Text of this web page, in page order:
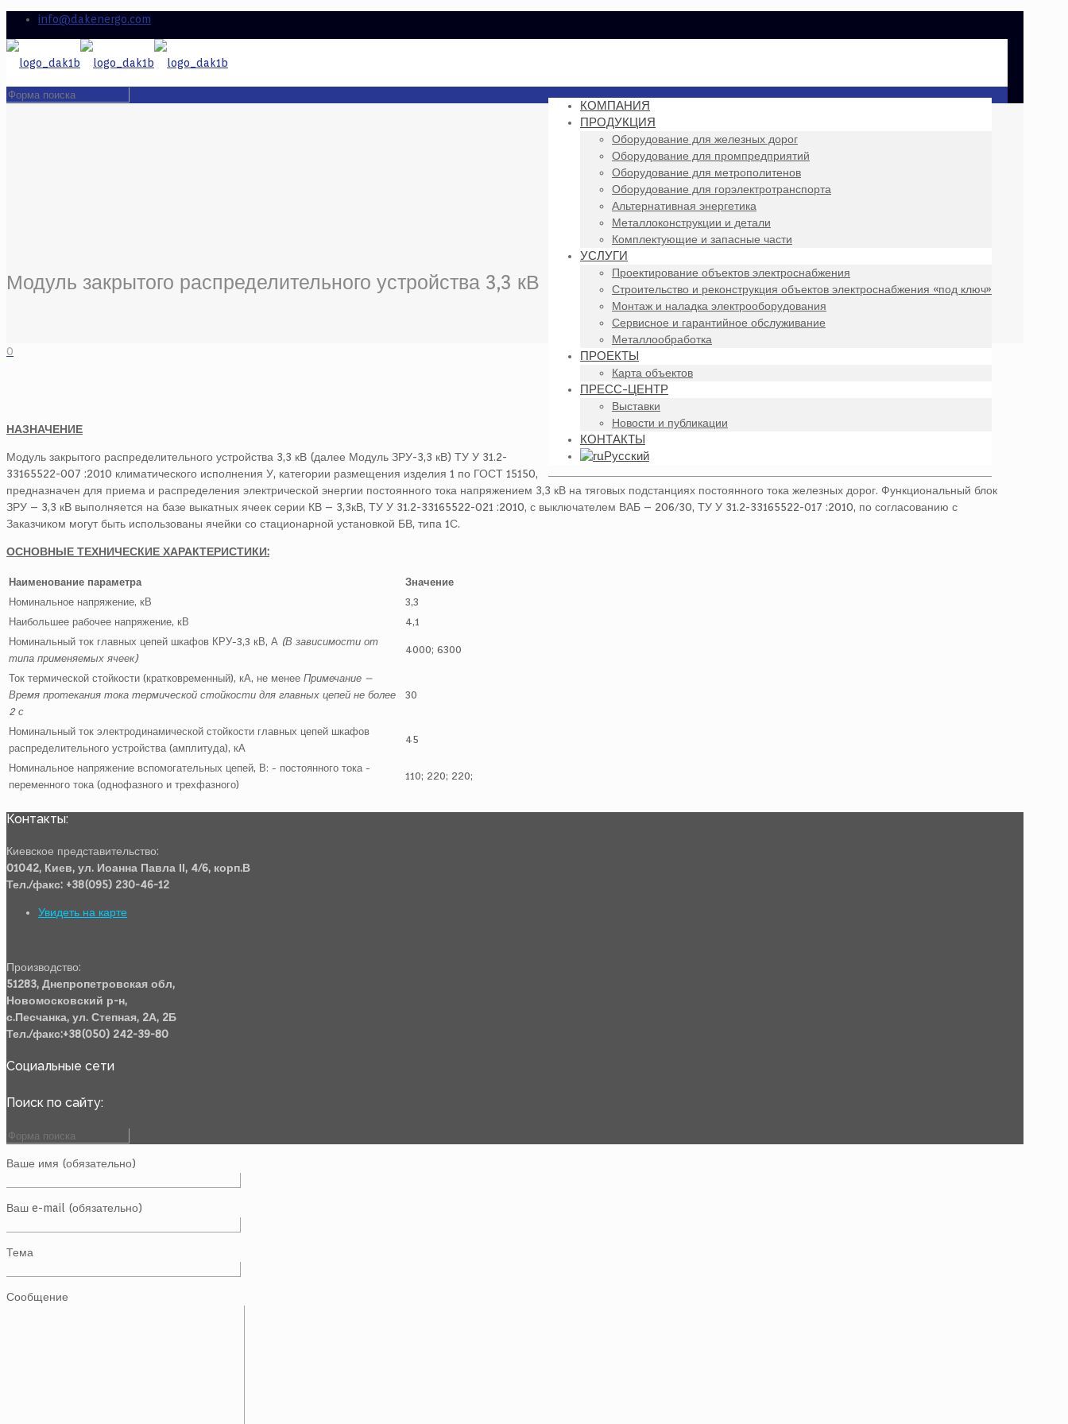
info@dakenergo.com
КОМПАНИЯ
ПРОДУКЦИЯ
Оборудование для железных дорог
Оборудование для промпредприятий
Оборудование для метрополитенов
Оборудование для горэлектротранспорта
Альтернативная энергетика
Металлоконструкции и детали
Комплектующие и запасные части
УСЛУГИ
Проектирование объектов электроснабжения
Строительство и реконструкция объектов электроснабжения «под ключ»
Монтаж и наладка электрооборудования
Сервисное и гарантийное обслуживание
Металлообработка
ПРОЕКТЫ
Карта объектов
ПРЕСС-ЦЕНТР
Выставки
Новости и публикации
КОНТАКТЫ
Русский
Модуль закрытого распределительного устройства 3,3 кВ
0
НАЗНАЧЕНИЕ
Модуль закрытого распределительного устройства 3,3 кВ (далее Модуль ЗРУ-3,3 кВ) ТУ У 31.2-
33165522-007 :2010 климатического исполнения У, категории размещения изделия 1 по ГОСТ 15150,
предназначен для приема и распределения электрической энергии постоянного тока напряжением 3,3 кВ на тяговых подстанциях постоянного тока железных дорог. Функциональный блок
ЗРУ – 3,3 кВ выполняется на базе выкатных ячеек серии КВ – 3,3кВ, ТУ У 31.2-33165522-021 :2010, с выключателем ВАБ – 206/30, ТУ У 31.2-33165522-017 :2010, по согласованию с
Заказчиком могут быть использованы ячейки со стационарной установкой БВ, типа 1С.
ОСНОВНЫЕ ТЕХНИЧЕСКИЕ ХАРАКТЕРИСТИКИ:
Наименование параметра
Значение
Номинальное напряжение, кВ
3,3
Наибольшее рабочее напряжение, кВ
4,1
Номинальный ток главных цепей шкафов КРУ-3,3 кВ, А (В зависимости от
типа применяемых ячеек)
4000; 6300
Ток термической стойкости (кратковременный), кА, не менее Примечание –
Время протекания тока термической стойкости для главных цепей не более
2 с
30
Номинальный ток электродинамической стойкости главных цепей шкафов
распределительного устройства (амплитуда), кА
45
Номинальное напряжение вспомогательных цепей, В: - постоянного тока -
переменного тока (однофазного и трехфазного)
110; 220; 220;
Контакты:
Киевское представительство:
01042, Киев, ул. Иоанна Павла ІІ, 4/6, корп.В
Тел./факс: +38(095) 230-46-12
Увидеть на карте
Производство:
51283, Днепропетровская обл,
Новомосковский р-н,
с.Песчанка, ул. Степная, 2А, 2Б
Тел./факс:+38(050) 242-39-80
Социальные сети
Поиск по сайту:
Ваше имя (обязательно)
Ваш e-mail (обязательно)
Тема
Сообщение